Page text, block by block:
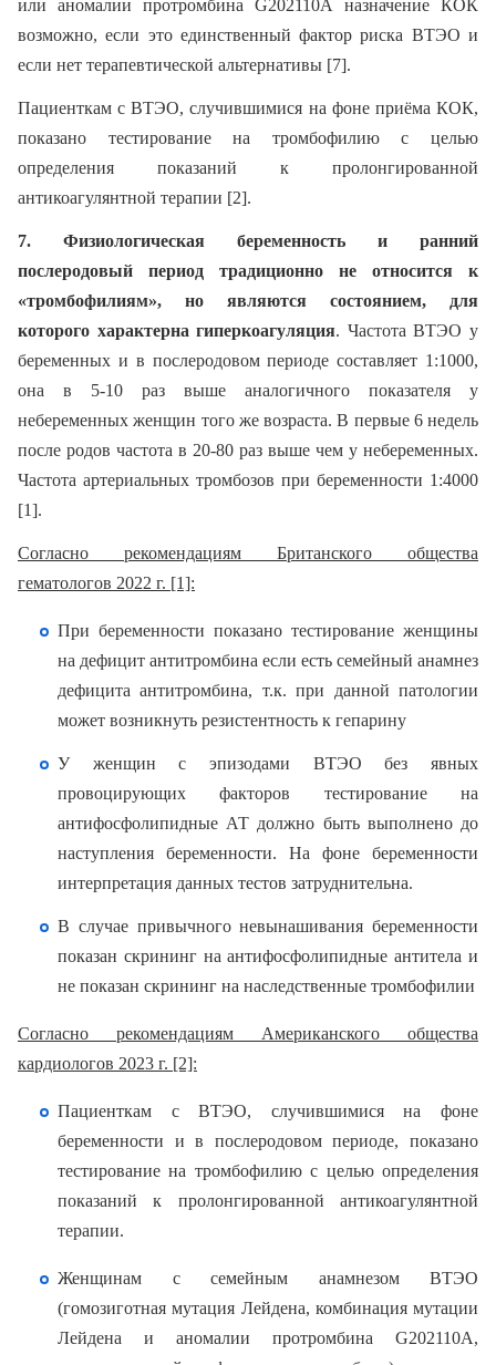
или аномалии протромбина G202110А назначение КОК
возможно, если это единственный фактор риска ВТЭО и
если нет терапевтической альтернативы [7].
Пациенткам с ВТЭО, случившимися на фоне приёма КОК,
показано тестирование на тромбофилию с целью
определения показаний к пролонгированной
антикоагулянтной терапии [2].
7. Физиологическая беременность и ранний
послеродовый период традиционно не относится к
«тромбофилиям», но являются состоянием, для
которого характерна гиперкоагуляция. Частота ВТЭО у
беременных и в послеродовом периоде составляет 1:1000,
она в 5-10 раз выше аналогичного показателя у
небеременных женщин того же возраста. В первые 6 недель
после родов частота в 20-80 раз выше чем у небеременных.
Частота артериальных тромбозов при беременности 1:4000
[1].
Согласно рекомендациям Британского общества
гематологов 2022 г. [1]:
При беременности показано тестирование женщины
на дефицит антитромбина если есть семейный анамнез
дефицита антитромбина, т.к. при данной патологии
может возникнуть резистентность к гепарину
У женщин с эпизодами ВТЭО без явных
провоцирующих факторов тестирование на
антифосфолипидные АТ должно быть выполнено до
наступления беременности. На фоне беременности
интерпретация данных тестов затруднительна.
В случае привычного невынашивания беременности
показан скрининг на антифосфолипидные антитела и
не показан скрининг на наследственные тромбофилии
Согласно рекомендациям Американского общества
кардиологов 2023 г. [2]:
Пациенткам с ВТЭО, случившимися на фоне
беременности и в послеродовом периоде, показано
тестирование на тромбофилию с целью определения
показаний к пролонгированной антикоагулянтной
терапии.
Женщинам с семейным анамнезом ВТЭО
(гомозиготная мутация Лейдена, комбинация мутации
Лейдена и аномалии протромбина G202110А,